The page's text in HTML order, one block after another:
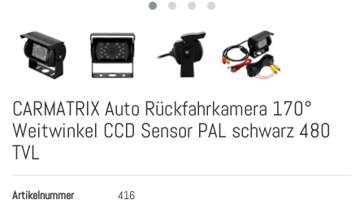
CARMATRIX Auto Rückfahrkamera 170°
Weitwinkel CCD Sensor PAL schwarz 480
TVL
Artikelnummer
416